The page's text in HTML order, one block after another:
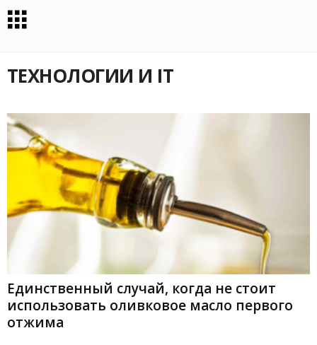
ТЕХНОЛОГИИ И IT
Единственный случай, когда не стоит
использовать оливковое масло первого
отжима